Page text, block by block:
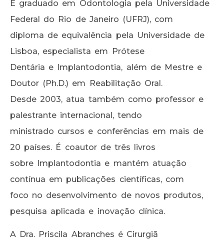
É graduado em Odontologia pela Universidade
Federal do Rio de Janeiro (UFRJ), com
diploma de equivalência pela Universidade de
Lisboa, especialista em Prótese
Dentária e Implantodontia, além de Mestre e
Doutor (Ph.D.) em Reabilitação Oral.
Desde 2003, atua também como professor e
palestrante internacional, tendo
ministrado cursos e conferências em mais de
20 países. É coautor de três livros
sobre Implantodontia e mantém atuação
contínua em publicações científicas, com
foco no desenvolvimento de novos produtos,
pesquisa aplicada e inovação clínica.
A Dra. Priscila Abranches é Cirurgiã